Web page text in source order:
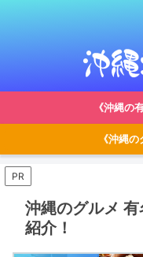
《沖縄の
《沖縄
PR
沖縄のグルメ
紹介！